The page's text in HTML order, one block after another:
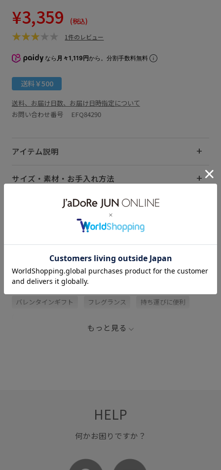
¥3,359 (税込)
1件のレビュー
なら 月々1,119円から。分割手数料無料
送料￥500
送料、お届け日数、お届け日時指定について
お問い合わせ番号 EFQ84290
アイテム説明
サイズ・素材・お手入れ方法
LB_COUPON LIBER
バレンタインギフト フレグランス 持ち運びに便利
もっと見る
HELP
何かお困りですか？